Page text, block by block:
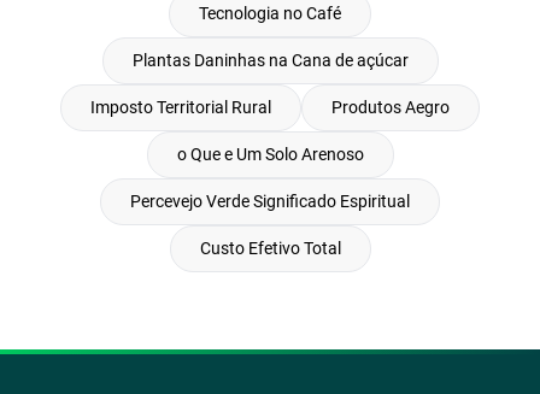
Tecnologia no Café
Plantas Daninhas na Cana de açúcar
Imposto Territorial Rural Produtos Aegro
o Que e Um Solo Arenoso
Percevejo Verde Significado Espiritual
Custo Efetivo Total